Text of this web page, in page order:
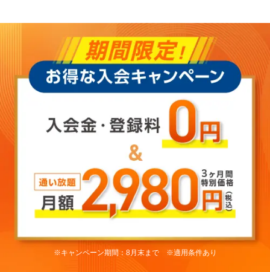
※キャンペーン期間：8月末まで ※適用条件あり